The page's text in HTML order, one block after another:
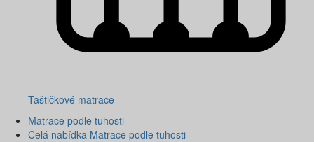
Taštičkové matrace
Matrace podle tuhosti
Celá nabídka Matrace podle tuhosti